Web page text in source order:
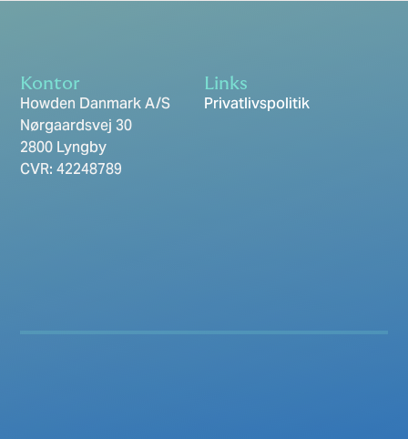
Kontor
Howden Danmark A/S
Nørgaardsvej 30
2800 Lyngby
CVR: 42248789
Links
Privatlivspolitik